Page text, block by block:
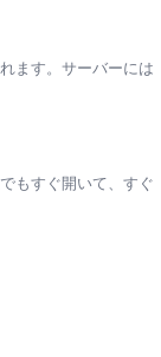
ます。サーバーには
もすぐ開いて、すぐ